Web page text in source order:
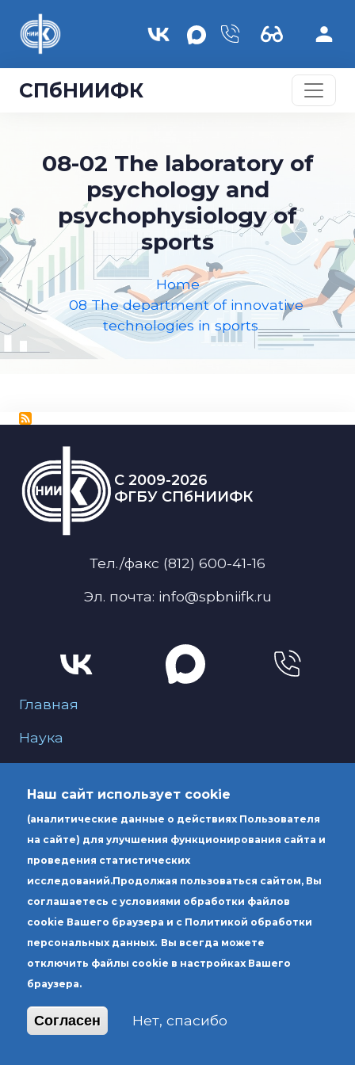
СПбНИИФК
08-02 The laboratory of
psychology and
psychophysiology of
sports
Home
08 The department of innovative
technologies in sports
C 2009-2026
ФГБУ СПбНИИФК
Тел./факс (812) 600-41-16
Эл. почта: info@spbniifk.ru
Меню для подвала
Главная
Наука
Образование
Услуги
Юридический адрес: Россия 190000, г.
Санкт-Петербург, вн.тер.г. муниципальный
округ Литейный округ, ул. Чехова, д. 6,
литера А
Петербург, вн.тер.г. муниципальный округ
Литейный округ, ул. Чехова, д. 4, литера А
Наш сайт использует cookie
(аналитические данные о действиях Пользователя
на сайте) для улучшения функционирования сайта и
проведения статистических
исследований.Продолжая пользоваться сайтом, Вы
соглашаетесь с условиями обработки файлов
cookie Вашего браузера и с Политикой обработки
персональных данных. Вы всегда можете
отключить файлы cookie в настройках Вашего
браузера.
Согласен Нет, спасибо